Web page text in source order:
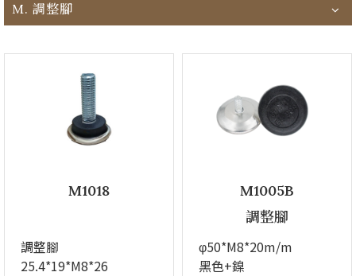
M. 調整腳
M1018
調整腳
25.4*19*M8*26
M1005B
調整腳
φ50*M8*20m/m
黑色+鎳